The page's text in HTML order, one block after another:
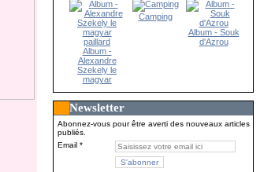
Album -
Alexandre
Szekely le
magyar
Camping
Album - Souk
d'Azrou
Newsletter
Abonnez-vous pour être averti des nouveaux articles
publiés.
Email